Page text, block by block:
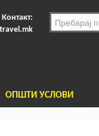
Контакт:
ОПШТИ УСЛОВИ